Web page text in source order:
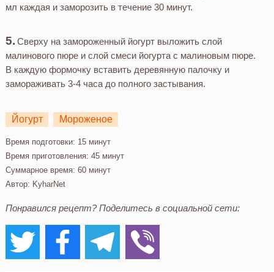
мл каждая и заморозить в течение 30 минут.
Сверху на замороженный йогурт выложить слой
малинового пюре и слой смеси йогурта с малиновым пюре.
В каждую формочку вставить деревянную палочку и
замораживать 3-4 часа до полного застывания.
Йогурт Мороженое
Время подготовки: 15 минут
Время приготовления: 45 минут
Суммарное время: 60 минут
Автор: KyharNet
Понравился рецепт? Поделитесь в социальной сети: